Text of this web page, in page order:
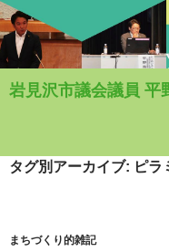
岩見沢市議会議員
ン
動
タグ別アーカイブ: ピラ
まちづくり的雑記